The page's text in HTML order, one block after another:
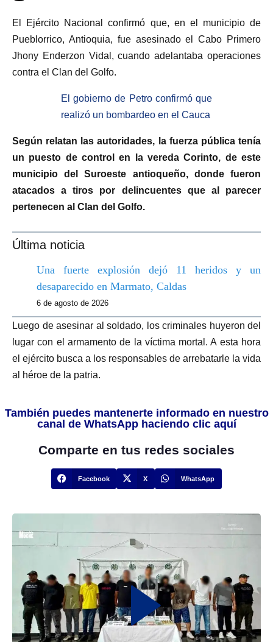
El Ejército Nacional confirmó que, en el municipio de
Pueblorrico, Antioquia, fue asesinado el Cabo Primero
Jhony Enderzon Vidal, cuando adelantaba operaciones
contra el Clan del Golfo.
El gobierno de Petro confirmó que
realizó un bombardeo en el Cauca
Según relatan las autoridades, la fuerza pública tenía
un puesto de control en la vereda Corinto, de este
municipio del Suroeste antioqueño, donde fueron
atacados a tiros por delincuentes que al parecer
pertenecen al Clan del Golfo.
Última noticia
Una fuerte explosión dejó 11 heridos y un
desaparecido en Marmato, Caldas
6 de agosto de 2026
Luego de asesinar al soldado, los criminales huyeron del
lugar con el armamento de la víctima mortal. A esta hora
el ejército busca a los responsables de arrebatarle la vida
al héroe de la patria.
También puedes mantenerte informado en nuestro
canal de WhatsApp haciendo clic aquí
Comparte en tus redes sociales
Facebook X WhatsApp